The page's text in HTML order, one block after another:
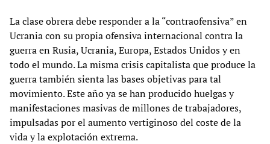
La clase obrera debe responder a la “contraofensiva” en
Ucrania con su propia ofensiva internacional contra la
guerra en Rusia, Ucrania, Europa, Estados Unidos y en
todo el mundo. La misma crisis capitalista que produce la
guerra también sienta las bases objetivas para tal
movimiento. Este año ya se han producido huelgas y
manifestaciones masivas de millones de trabajadores,
impulsadas por el aumento vertiginoso del coste de la
vida y la explotación extrema.